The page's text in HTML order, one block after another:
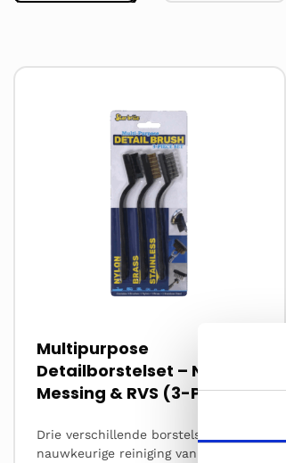
Multipurpose
Detailborstelset – Nylon,
Messing & RVS (3-Pack)
Drie verschillende borstels voor
nauwkeurige reiniging van
Lees